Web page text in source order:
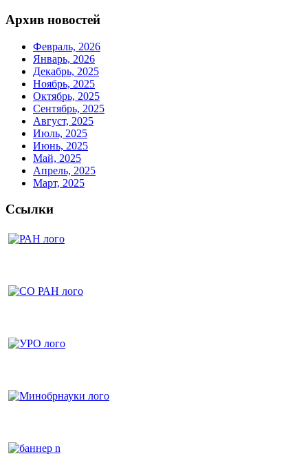
Архив новостей
Февраль, 2026
Январь, 2026
Декабрь, 2025
Ноябрь, 2025
Октябрь, 2025
Сентябрь, 2025
Август, 2025
Июль, 2025
Июнь, 2025
Май, 2025
Апрель, 2025
Март, 2025
Ссылки